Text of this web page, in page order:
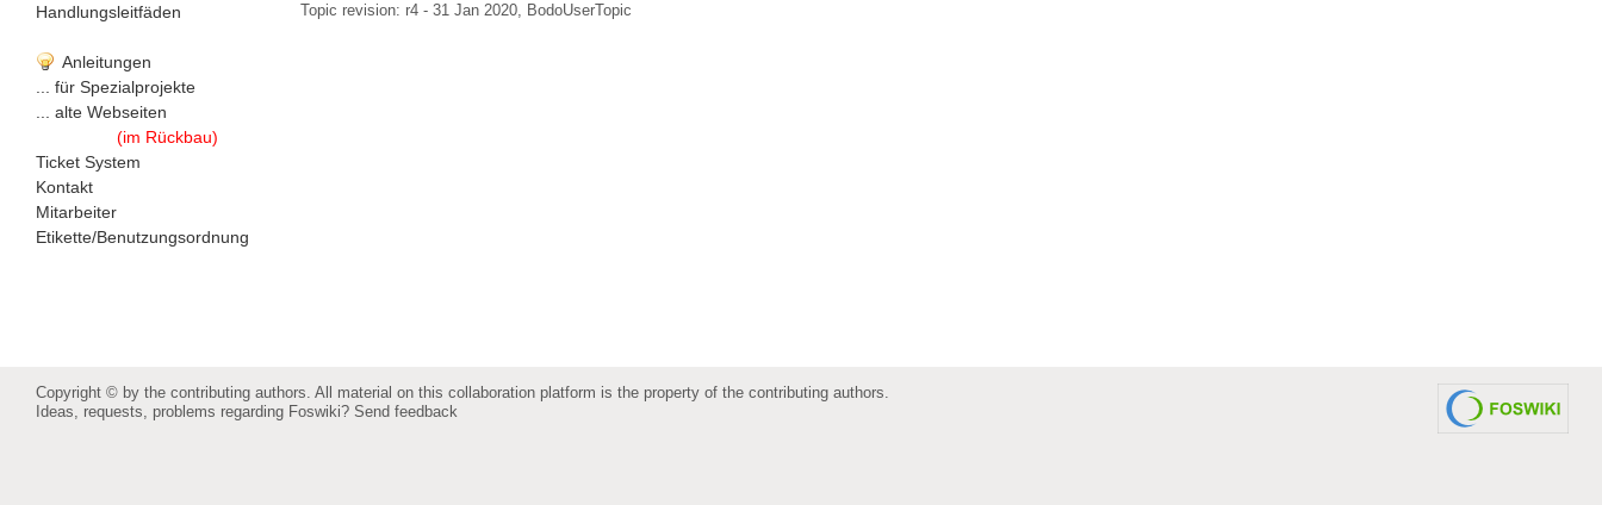
Topic revision: r4 - 31 Jan 2020, BodoUserTopic
Handlungsleitfäden
Anleitungen
... für Spezialprojekte
... alte Webseiten
(im Rückbau)
Ticket System
Kontakt
Mitarbeiter
Etikette/Benutzungsordnung
Copyright © by the contributing authors. All material on this collaboration platform is the property of the contributing authors.
Ideas, requests, problems regarding Foswiki? Send feedback